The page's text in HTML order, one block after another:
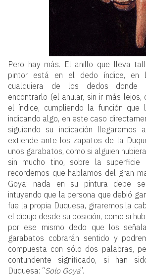
Pero hay más. El anillo que lleva
pintor está en el dedo índice, en
cualquiera de los dedos donde
encontrarlo (el anular, sin ir más lejos,
el índice, cumpliendo la función que
indicando algo, en este caso
siguiendo su indicación
extiende ante los zapatos de la
unos garabatos, como si alguien
sin mucho tino, sobre la superficie
recordemos que hablamos del gran
Goya: nada en su pintura debe
intuyendo que la persona que debió
fue la propia Duquesa, giraremos la
el dibujo desde su posición, como si
por ese mismo dedo que los
garabatos cobrarán sentido y
compuesta con sólo dos palabras,
contundente significado, si han
Duquesa: “Solo Goya”.